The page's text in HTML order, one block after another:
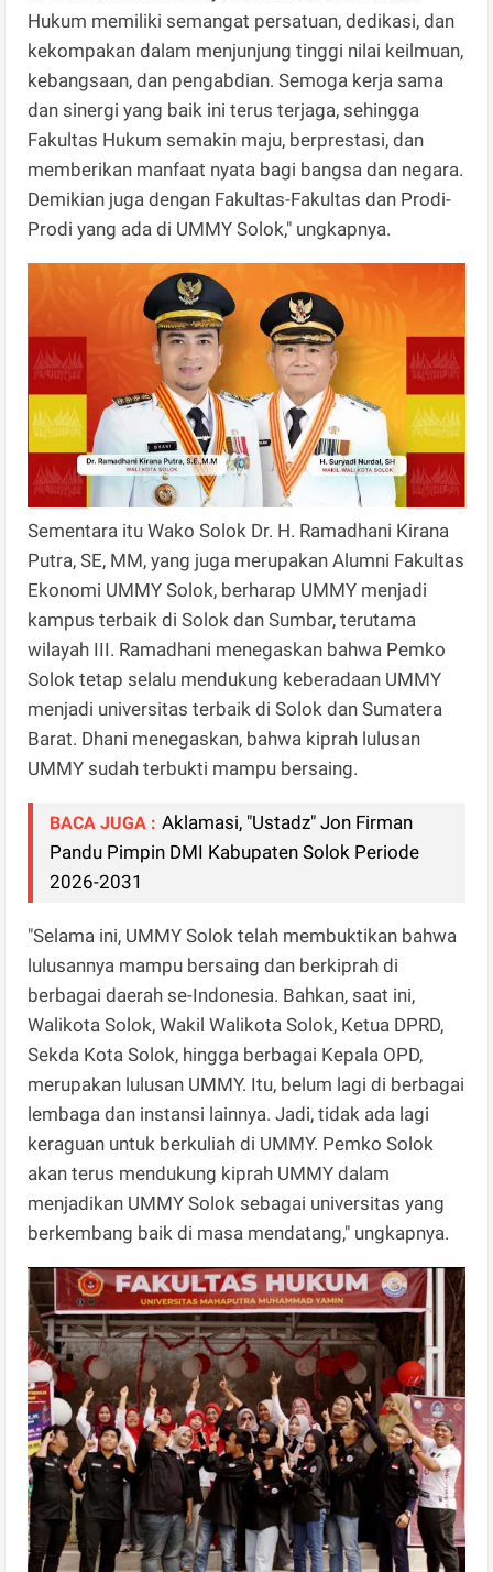
Hukum memiliki semangat persatuan, dedikasi, dan
kekompakan dalam menjunjung tinggi nilai keilmuan,
kebangsaan, dan pengabdian. Semoga kerja sama
dan sinergi yang baik ini terus terjaga, sehingga
Fakultas Hukum semakin maju, berprestasi, dan
memberikan manfaat nyata bagi bangsa dan negara.
Demikian juga dengan Fakultas-Fakultas dan Prodi-
Prodi yang ada di UMMY Solok," ungkapnya.
Sementara itu Wako Solok Dr. H. Ramadhani Kirana
Putra, SE, MM, yang juga merupakan Alumni Fakultas
Ekonomi UMMY Solok, berharap UMMY menjadi
kampus terbaik di Solok dan Sumbar, terutama
wilayah III. Ramadhani menegaskan bahwa Pemko
Solok tetap selalu mendukung keberadaan UMMY
menjadi universitas terbaik di Solok dan Sumatera
Barat. Dhani menegaskan, bahwa kiprah lulusan
UMMY sudah terbukti mampu bersaing.
BACA JUGA : Aklamasi, "Ustadz" Jon Firman
Pandu Pimpin DMI Kabupaten Solok Periode
2026-2031
"Selama ini, UMMY Solok telah membuktikan bahwa
lulusannya mampu bersaing dan berkiprah di
berbagai daerah se-Indonesia. Bahkan, saat ini,
Walikota Solok, Wakil Walikota Solok, Ketua DPRD,
Sekda Kota Solok, hingga berbagai Kepala OPD,
merupakan lulusan UMMY. Itu, belum lagi di berbagai
lembaga dan instansi lainnya. Jadi, tidak ada lagi
keraguan untuk berkuliah di UMMY. Pemko Solok
akan terus mendukung kiprah UMMY dalam
menjadikan UMMY Solok sebagai universitas yang
berkembang baik di masa mendatang," ungkapnya.